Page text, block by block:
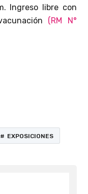
Ingreso libre con
(RM N°
EXPOSICIONES